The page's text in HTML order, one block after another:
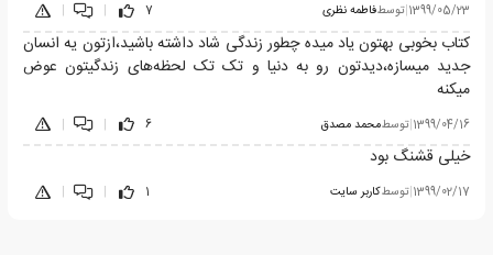
1399/05/23 توسطفاطمه نظری 7
کتاب بخوبی بهتون یاد میده چطور زندگی شاد داشته باشید،ازتون یه انسان
جدید میسازه،دیدتون رو به دنیا و تک تک لحظه‌های زندگیتون عوض
میکنه
1399/04/16
|توسطمحمد مصدق 6
|
|
خیلی قشنگ بود
1399/02/17 توسطکاربر سایت 1